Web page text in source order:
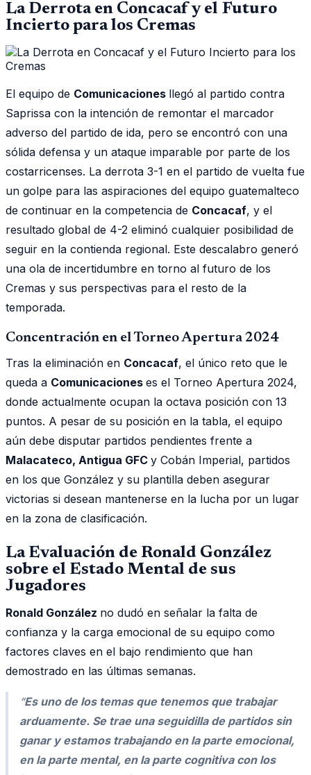
La Derrota en Concacaf y el Futuro
Incierto para los Cremas
El equipo de Comunicaciones llegó al partido contra
Saprissa con la intención de remontar el marcador
adverso del partido de ida, pero se encontró con una
sólida defensa y un ataque imparable por parte de los
costarricenses. La derrota 3-1 en el partido de vuelta fue
un golpe para las aspiraciones del equipo guatemalteco
de continuar en la competencia de Concacaf, y el
resultado global de 4-2 eliminó cualquier posibilidad de
seguir en la contienda regional. Este descalabro generó
una ola de incertidumbre en torno al futuro de los
Cremas y sus perspectivas para el resto de la
temporada.
Concentración en el Torneo Apertura 2024
Tras la eliminación en Concacaf, el único reto que le
queda a Comunicaciones es el Torneo Apertura 2024,
donde actualmente ocupan la octava posición con 13
puntos. A pesar de su posición en la tabla, el equipo
aún debe disputar partidos pendientes frente a
Malacateco, Antigua GFC y Cobán Imperial, partidos
en los que González y su plantilla deben asegurar
victorias si desean mantenerse en la lucha por un lugar
en la zona de clasificación.
La Evaluación de Ronald González
sobre el Estado Mental de sus
Jugadores
Ronald González no dudó en señalar la falta de
confianza y la carga emocional de su equipo como
factores claves en el bajo rendimiento que han
demostrado en las últimas semanas.
“Es uno de los temas que tenemos que trabajar
arduamente. Se trae una seguidilla de partidos sin
ganar y estamos trabajando en la parte emocional,
en la parte mental, en la parte cognitiva con los